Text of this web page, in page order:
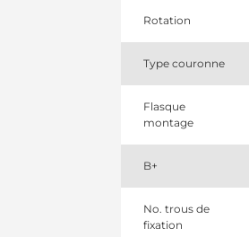
Bosch
0001112005
Bosch
0001112013
Bosch
0001112014
Volkswagen
026911023CX
Rotation
Type couronne
Flasque
montage
B+
No. trous de
fixation